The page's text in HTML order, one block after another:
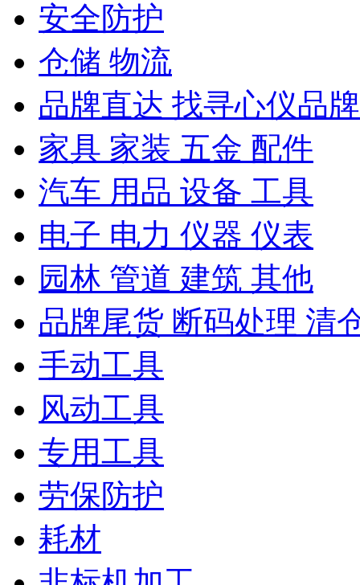
安全防护
仓储 物流
品牌直达 找寻心仪品牌
家具 家装 五金 配件
汽车 用品 设备 工具
电子 电力 仪器 仪表
园林 管道 建筑 其他
品牌尾货 断码处理 清
手动工具
风动工具
专用工具
劳保防护
耗材